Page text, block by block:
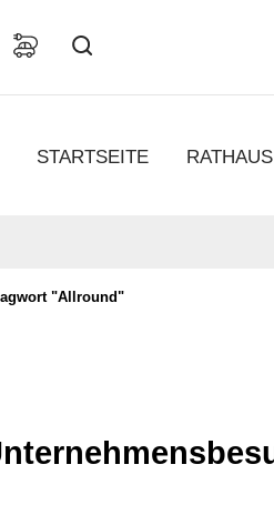
STARTSEITE RATHAUS
"Allround"